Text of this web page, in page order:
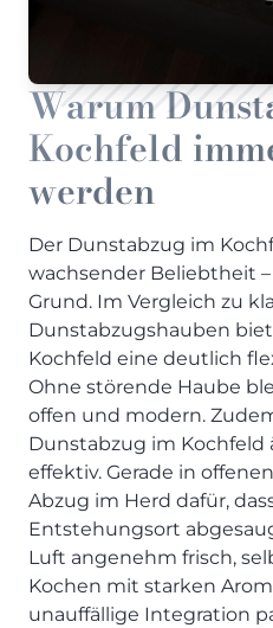
Warum
Kochfeld
werden
Der Dunstabzug im
wachsender Beliebtheit
Grund. Im Vergleich zu
Dunstabzugshauben
Kochfeld eine deutlich
Ohne störende Haube
offen und modern.
Dunstabzug im Kochfeld
effektiv. Gerade in
Abzug im Herd dafür,
Entstehungsort
Luft angenehm frisch,
Kochen mit starken
unauffällige Integration